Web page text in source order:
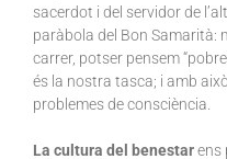
sacerdot i del servidor de
paràbola del Bon Samarità:
carrer, potser pensem
és la nostra tasca; i amb
problemes de consciència.
La cultura del benestarens